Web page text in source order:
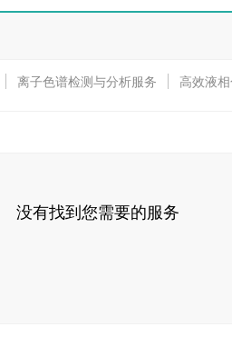
离子色谱检测与分析服务 高效液
没有找到您需要的服务